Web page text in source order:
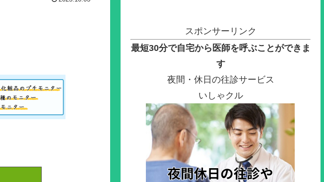
スポンサーリンク
最短30分で自宅から医師を呼ぶことができま
す
夜間・休日の往診サービス
いしゃクル